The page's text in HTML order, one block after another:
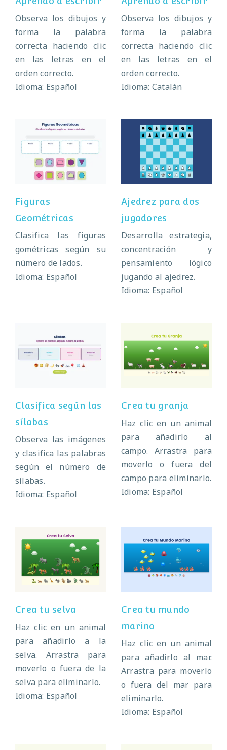
Observa los dibujos y
forma la palabra
correcta haciendo clic
en las letras en el
orden correcto.
Idioma: Español
Observa los dibujos y
forma la palabra
correcta haciendo clic
en las letras en el
orden correcto.
Idioma: Catalán
Figuras
Geométricas
Figuras
Geométricas
Clasifica las figuras
gométricas según su
número de lados.
Idioma: Español
Ajedrez para dos
jugadores
Ajedrez para dos
jugadores
Desarrolla estrategia,
concentración y
pensamiento lógico
jugando al ajedrez.
Idioma: Español
Clasifica según
las sílabas
Clasifica según las
sílabas
Observa las imágenes
y clasifica las palabras
según el número de
sílabas.
Idioma: Español
Crea tu granja
Crea tu granja
Haz clic en un animal
para añadirlo al
campo. Arrastra para
moverlo o fuera del
campo para eliminarlo.
Idioma: Español
Crea tu selva
Crea tu selva
Haz clic en un animal
para añadirlo a la
selva. Arrastra para
moverlo o fuera de la
selva para eliminarlo.
Idioma: Español
Crea tu mundo
marino
Crea tu mundo
marino
Haz clic en un animal
para añadirlo al mar.
Arrastra para moverlo
o fuera del mar para
eliminarlo.
Idioma: Español